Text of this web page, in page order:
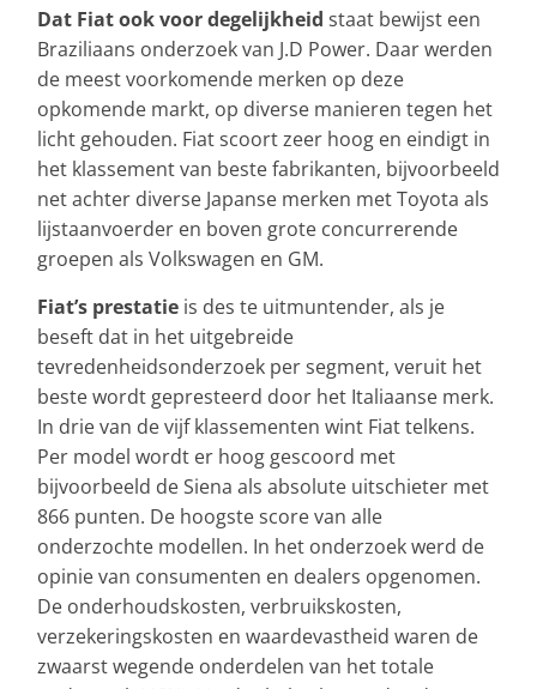
Dat Fiat ook voor degelijkheid staat bewijst een
Braziliaans onderzoek van J.D Power. Daar werden
de meest voorkomende merken op deze
opkomende markt, op diverse manieren tegen het
licht gehouden. Fiat scoort zeer hoog en eindigt in
het klassement van beste fabrikanten, bijvoorbeeld
net achter diverse Japanse merken met Toyota als
lijstaanvoerder en boven grote concurrerende
groepen als Volkswagen en GM.
Fiat’s prestatie is des te uitmuntender, als je
beseft dat in het uitgebreide
tevredenheidsonderzoek per segment, veruit het
beste wordt gepresteerd door het Italiaanse merk.
In drie van de vijf klassementen wint Fiat telkens.
Per model wordt er hoog gescoord met
bijvoorbeeld de Siena als absolute uitschieter met
866 punten. De hoogste score van alle
onderzochte modellen. In het onderzoek werd de
opinie van consumenten en dealers opgenomen.
De onderhoudskosten, verbruikskosten,
verzekeringskosten en waardevastheid waren de
zwaarst wegende onderdelen van het totale